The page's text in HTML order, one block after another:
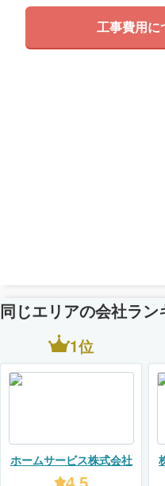
工事費用に
同じエリアの会社ラン
1位
ホームサービス株式会社